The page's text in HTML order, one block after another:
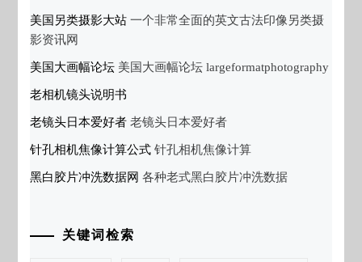
美国另类摄影大站 一个非常全面的英文古法印像另类摄
影资讯网
美国大画幅论坛 美国大画幅论坛 largeformatphotography
老相机镜头说明书
老镜头日本爱好者 老镜头日本爱好者
针孔相机焦像计算公式 针孔相机焦像计算
黑白胶片冲洗数据网 各种老式黑白胶片冲洗数据
关键词检索